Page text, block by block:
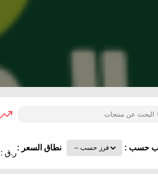
حسب : نطاق السعر :
ر.ق :